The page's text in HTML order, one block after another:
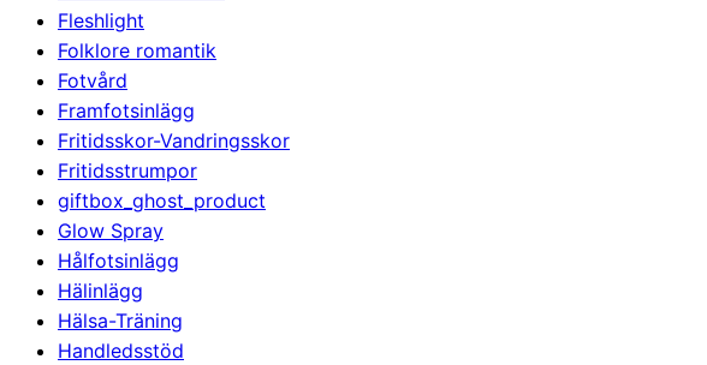
Fleshlight
Folklore romantik
Fotvård
Framfotsinlägg
Fritidsskor-Vandringsskor
Fritidsstrumpor
giftbox_ghost_product
Glow Spray
Hålfotsinlägg
Hälinlägg
Hälsa-Träning
Handledsstöd